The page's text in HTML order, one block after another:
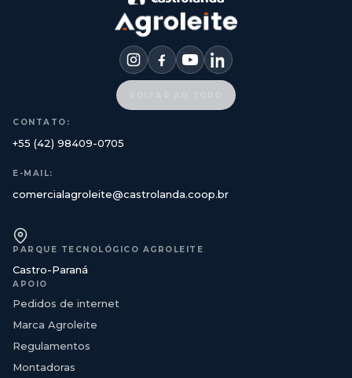
CONTATO:
+55 (42) 98409-0705
E-MAIL:
comercialagroleite@castrolanda.coop.br
PARQUE TECNOLÓGICO AGROLEITE
Castro-Paraná
APOIO
Pedidos de internet
Marca Agroleite
Regulamentos
Montadoras